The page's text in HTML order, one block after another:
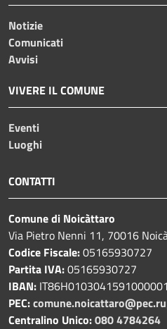
Notizie
Comunicati
Avvisi
VIVERE IL COMUNE
Eventi
Luoghi
CONTATTI
Comune di Noicàttaro
Via Pietro Nenni 11, 70016
Codice Fiscale:05165930727
Partita IVA:05165930727
IBAN:
PEC:
Centralino Unico:080 4784264